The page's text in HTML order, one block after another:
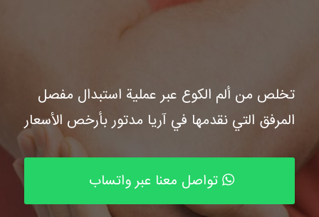
تخلص من ألم الكوع عبر عملية استبدال مفصل
المرفق التي نقدمها في آريا مدتور بأرخص الأسعار
تواصل معنا عبر واتساب